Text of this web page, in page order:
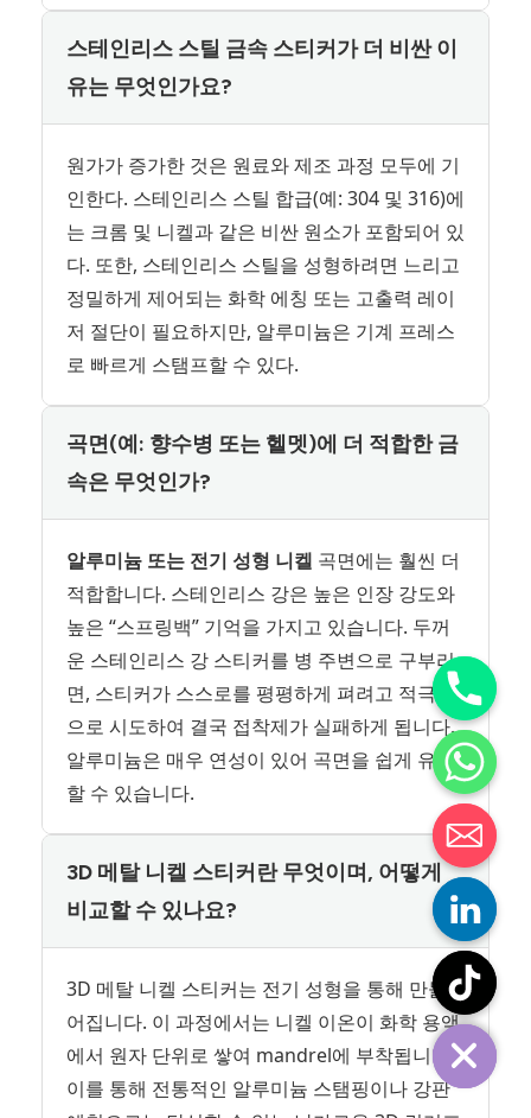
스테인리스 스틸 금속 스티커가 더 비싼 이
유는 무엇인가요?
원가가 증가한 것은 원료와 제조 과정 모두에 기
인한다. 스테인리스 스틸 합급(예: 304 및 316)에
는 크롬 및 니켈과 같은 비싼 원소가 포함되어 있
다. 또한, 스테인리스 스틸을 성형하려면 느리고
정밀하게 제어되는 화학 에칭 또는 고출력 레이
저 절단이 필요하지만, 알루미늄은 기계 프레스
로 빠르게 스탬프할 수 있다.
곡면(예: 향수병 또는 헬멧)에 더 적합한 금
속은 무엇인가?
알루미늄 또는 전기 성형 니켈 곡면에는 훨씬 더
적합합니다. 스테인리스 강은 높은 인장 강도와
높은 “스프링백” 기억을 가지고 있습니다. 두꺼
운 스테인리스 강 스티커를 병 주변으로 구부리
면, 스티커가 스스로를 평평하게 펴려고 적극적
으로 시도하여 결국 접착제가 실패하게 됩니다.
알루미늄은 매우 연성이 있어 곡면을 쉽게 유지
할 수 있습니다.
3D 메탈 니켈 스티커란 무엇이며, 어떻게
비교할 수 있나요?
3D 메탈 니켈 스티커는 전기 성형을 통해 만들
어집니다. 이 과정에서는 니켈 이온이 화학 용액
에서 원자 단위로 쌓여 mandrel에 부착됩니다.
이를 통해 전통적인 알루미늄 스탬핑이나 강판